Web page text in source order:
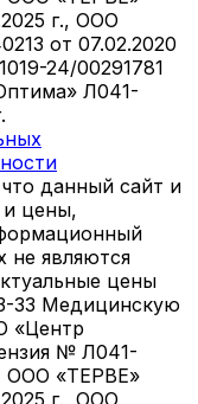
г., ООО
от 07.02.2020
24/00291781
Л041-
данный сайт и
цены,
не являются
цены
33 Медицинскую
«Центр
№ Л041-
ООО «ТЕРВЕ»
г., ООО